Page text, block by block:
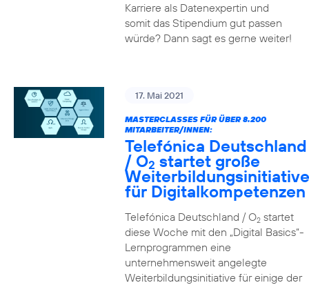
Karriere als Datenexpertin und
somit das Stipendium gut passen
würde? Dann sagt es gerne weiter!
17. Mai 2021
MASTERCLASSES FÜR ÜBER 8.200
MITARBEITER/INNEN:
Telefónica Deutschland
/ O2 startet große
Weiterbildungsinitiative
für Digitalkompetenzen
Telefónica Deutschland / O2startet
diese Woche mit den „Digital Basics“-
Lernprogrammen eine
unternehmensweit angelegte
Weiterbildungsinitiative für einige der